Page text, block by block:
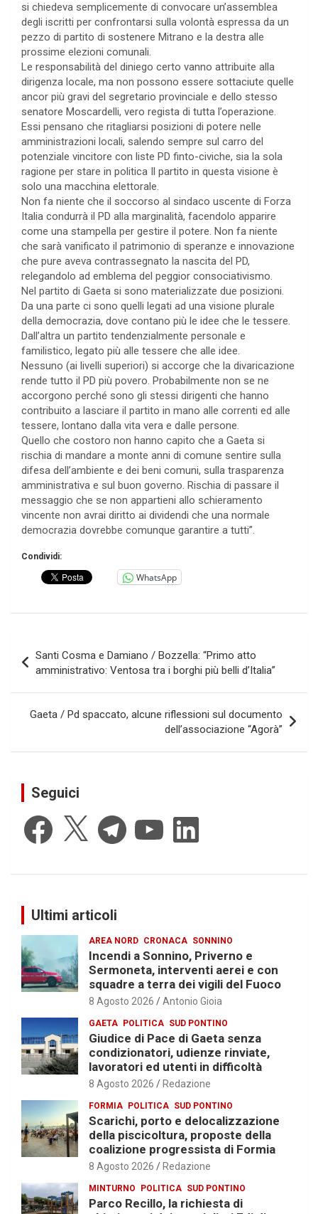
si chiedeva semplicemente di convocare un’assemblea
degli iscritti per confrontarsi sulla volontà espressa da un
pezzo di partito di sostenere Mitrano e la destra alle
prossime elezioni comunali.
Le responsabilità del diniego certo vanno attribuite alla
dirigenza locale, ma non possono essere sottaciute quelle
ancor più gravi del segretario provinciale e dello stesso
senatore Moscardelli, vero regista di tutta l’operazione.
Essi pensano che ritagliarsi posizioni di potere nelle
amministrazioni locali, salendo sempre sul carro del
potenziale vincitore con liste PD finto-civiche, sia la sola
ragione per stare in politica Il partito in questa visione è
solo una macchina elettorale.
Non fa niente che il soccorso al sindaco uscente di Forza
Italia condurrà il PD alla marginalità, facendolo apparire
come una stampella per gestire il potere. Non fa niente
che sarà vanificato il patrimonio di speranze e innovazione
che pure aveva contrassegnato la nascita del PD,
relegandolo ad emblema del peggior consociativismo.
Nel partito di Gaeta si sono materializzate due posizioni.
Da una parte ci sono quelli legati ad una visione plurale
della democrazia, dove contano più le idee che le tessere.
Dall’altra un partito tendenzialmente personale e
familistico, legato più alle tessere che alle idee.
Nessuno (ai livelli superiori) si accorge che la divaricazione
rende tutto il PD più povero. Probabilmente non se ne
accorgono perché sono gli stessi dirigenti che hanno
contribuito a lasciare il partito in mano alle correnti ed alle
tessere, lontano dalla vita vera e dalle persone.
Quello che costoro non hanno capito che a Gaeta si
rischia di mandare a monte anni di comune sentire sulla
difesa dell’ambiente e dei beni comuni, sulla trasparenza
amministrativa e sul buon governo. Rischia di passare il
messaggio che se non appartieni allo schieramento
vincente non avrai diritto ai dividendi che una normale
democrazia dovrebbe comunque garantire a tutti”.
Condividi:
WhatsApp
articoli
Santi Cosma e Damiano / Bozzella: “Primo atto
amministrativo: Ventosa tra i borghi più belli d’Italia”
Gaeta / Pd spaccato, alcune riflessioni sul documento
dell’associazione “Agorà”
Seguici
Facebook Telegram YouTube LinkedIn
Ultimi articoli
AREA NORD CRONACA SONNINO
Incendi a Sonnino, Priverno e
Sermoneta, interventi aerei e con
squadre a terra dei vigili del Fuoco
8 Agosto 2026 Antonio Gioia
GAETA POLITICA SUD PONTINO
Giudice di Pace di Gaeta senza
condizionatori, udienze rinviate,
lavoratori ed utenti in difficoltà
8 Agosto 2026 Redazione
FORMIA POLITICA SUD PONTINO
Scarichi, porto e delocalizzazione
della piscicoltura, proposte della
coalizione progressista di Formia
8 Agosto 2026 Redazione
MINTURNO POLITICA SUD PONTINO
Parco Recillo, la richiesta di